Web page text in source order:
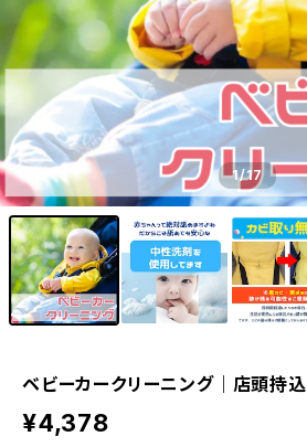
1/17
ベビーカークリーニング｜店頭持込
¥4,378